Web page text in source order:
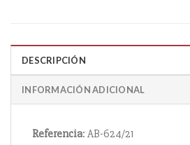
DESCRIPCIÓN
INFORMACIÓN ADICIONAL
Referencia: AB-624/21